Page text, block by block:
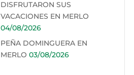
DISFRUTARON SUS
VACACIONES EN MERLO
04/08/2026
PEÑA DOMINGUERA EN
MERLO 03/08/2026